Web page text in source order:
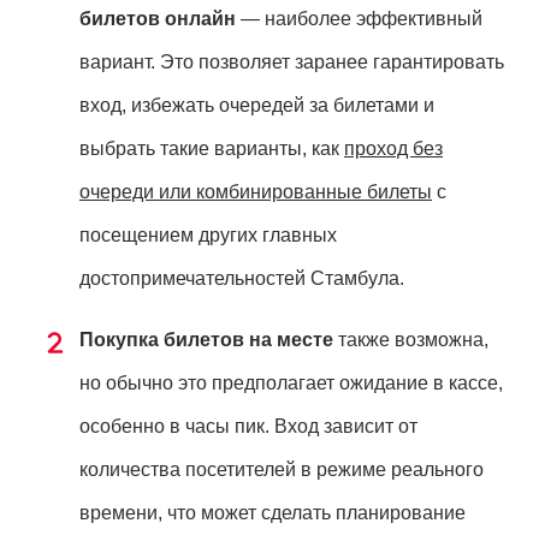
билетов онлайн — наиболее эффективный
вариант. Это позволяет заранее гарантировать
вход, избежать очередей за билетами и
выбрать такие варианты, как проход без
очереди или комбинированные билеты с
посещением других главных
достопримечательностей Стамбула.
Покупка билетов на месте также возможна,
но обычно это предполагает ожидание в кассе,
особенно в часы пик. Вход зависит от
количества посетителей в режиме реального
времени, что может сделать планирование